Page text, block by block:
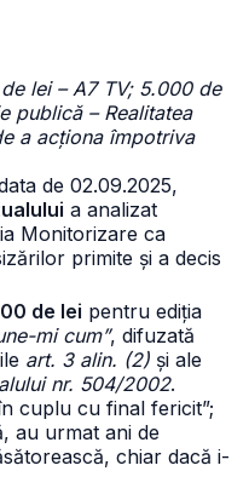
lei – A7 TV; 5.000 de
publică – Realitatea
a acționa împotriva
de 02.09.2025,
a analizat
Monitorizare ca
primite și a decis
de lei pentru ediția
mi cum”, difuzată
art. 3 alin. (2) și ale
nr. 504/2002.
cuplu cu final fericit”;
au urmat ani de
chiar dacă i-